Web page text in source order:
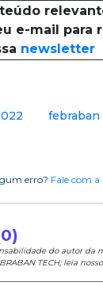
e-mail para
newsletter
febraban
erro? Fale com a
do autor da
TECH; leia